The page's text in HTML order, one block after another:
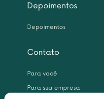
Depoimentos
Depoimentos
Contato
Para você
Para sua empresa